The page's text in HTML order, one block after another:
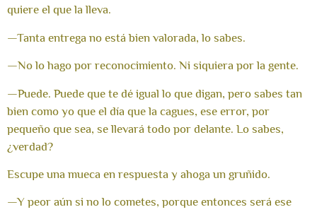
quiere el que la lleva.
—Tanta entrega no está bien valorada, lo sabes.
—No lo hago por reconocimiento. Ni siquiera por la gente.
—Puede. Puede que te dé igual lo que digan, pero sabes tan
bien como yo que el día que la cagues, ese error, por
pequeño que sea, se llevará todo por delante. Lo sabes,
¿verdad?
Escupe una mueca en respuesta y ahoga un gruñido.
—Y peor aún si no lo cometes, porque entonces será ese